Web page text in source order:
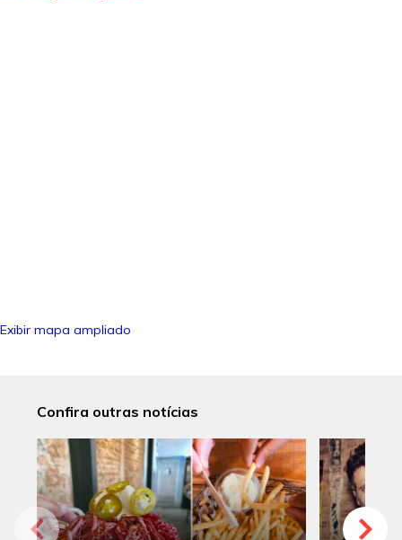
Exibir mapa ampliado
Confira outras notícias